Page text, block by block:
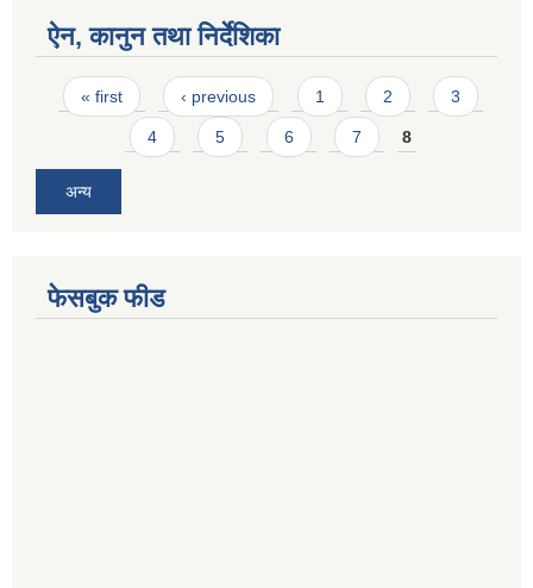
ऐन, कानुन तथा निर्देशिका
Pages
« first ‹ previous 1 2 3
4 5 6 7 8
अन्य
फेसबुक फीड